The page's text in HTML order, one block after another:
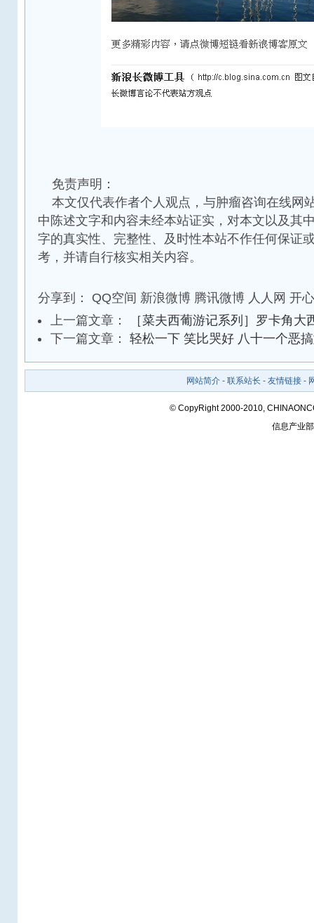
免责声明：
本文仅代表作者个人观点，与肿瘤咨询在线网
中陈述文字和内容未经本站证实，对本文以及其
字的真实性、完整性、及时性本站不作任何保证
考，并请自行核实相关内容。
分享到： QQ空间 新浪微博 腾讯微博 人人网 开
上一篇文章：
［菜夫西葡游记系列］罗卡角大
下一篇文章： 轻松一下 笑比哭好 八十一个恶
网站简介- 联系站长 - 友情链接-
© CopyRight 2000-2010,
信息产业